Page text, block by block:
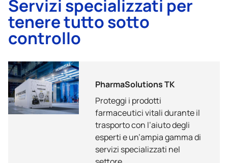
tenere tutto sotto
controllo
PharmaSolutions TK
Proteggi i prodotti
farmaceutici vitali durante il
trasporto con l’aiuto degli
esperti e un’ampia gamma di
servizi specializzati nel